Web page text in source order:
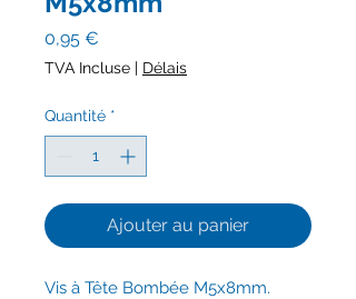
0,95 €
TVA Incluse | Délais
Quantité *
Ajouter au panier
Vis à Tête Bombée M5x8mm.